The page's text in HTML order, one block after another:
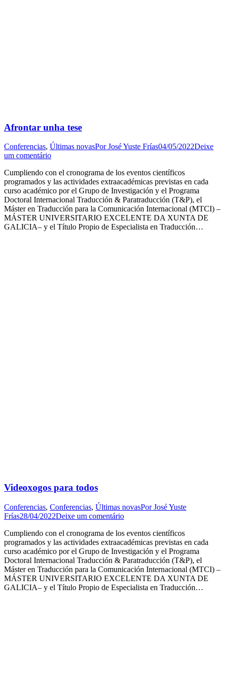
Afrontar unha tese
Conferencias, Últimas novasPorJosé Yuste Frías04/05/2022Deixe
um comentário
Cumpliendo con el cronograma de los eventos científicos
programados y las actividades extraacadémicas previstas en cada
curso académico por el Grupo de Investigación y el Programa
Doctoral Internacional Traducción & Paratraducción (T&P), el
Máster en Traducción para la Comunicación Internacional (MTCI) –
MÁSTER UNIVERSITARIO EXCELENTE DA XUNTA DE
GALICIA– y el Título Propio de Especialista en Traducción…
Videoxogos para todos
Conferencias, Conferencias, Últimas novasPorJosé Yuste
Frías28/04/2022Deixe um comentário
Cumpliendo con el cronograma de los eventos científicos
programados y las actividades extraacadémicas previstas en cada
curso académico por el Grupo de Investigación y el Programa
Doctoral Internacional Traducción & Paratraducción (T&P), el
Máster en Traducción para la Comunicación Internacional (MTCI) –
MÁSTER UNIVERSITARIO EXCELENTE DA XUNTA DE
GALICIA– y el Título Propio de Especialista en Traducción…